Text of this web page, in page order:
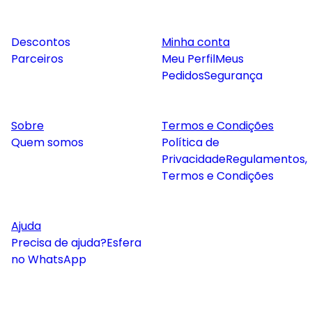
Descontos
Parceiros
Minha conta
Meu PerfilMeus
PedidosSegurança
Sobre
Quem somos
Termos e Condições
Política de
PrivacidadeRegulamentos,
Termos e Condições
Ajuda
Precisa de ajuda?Esfera
no WhatsApp